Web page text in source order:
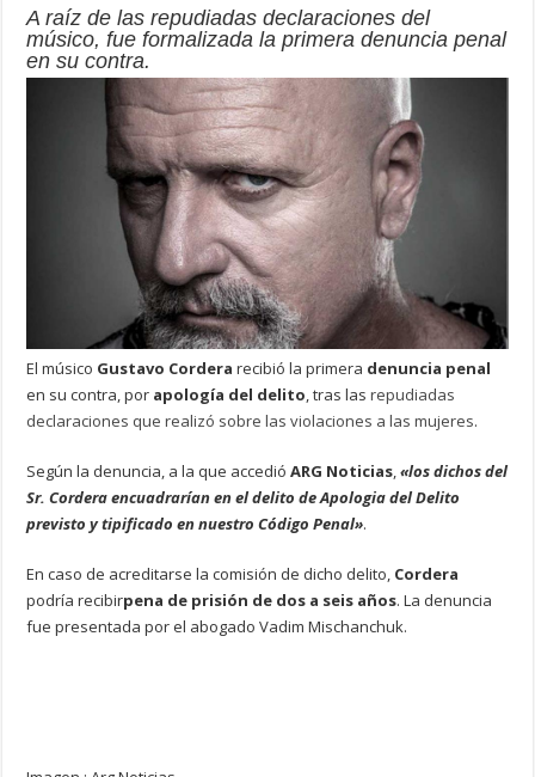
A raíz de las repudiadas declaraciones del
músico, fue formalizada la primera denuncia penal
en su contra.
El músico Gustavo Cordera recibió la primera denuncia penal
en su contra, por apología del delito, tras lasrepudiadas
declaraciones que realizó sobre las violaciones a las mujeres.
Según la denuncia, a la que accedióARG Noticias,«los dichos del
Sr. Cordera encuadrarían en el delito de Apologia del Delito
previsto y tipificado en nuestro Código Penal».
En caso de acreditarse la comisión de dicho delito, Cordera
podría recibirpena de prisión de dos a seis años. La denuncia
fue presentada por el abogado Vadim Mischanchuk.